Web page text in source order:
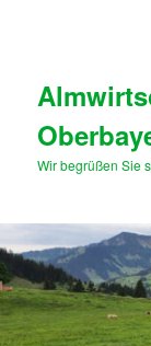
Wir begrüßen Sie